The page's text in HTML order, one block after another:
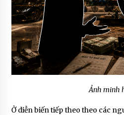
Ảnh minh
Ở diễn biến tiếp theo theo các